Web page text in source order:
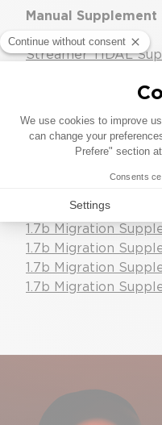
Manual Supplement
Streamer TIDAL
UnitiServe 1.7b
UnitiServe 1.7b
UnitiServe 1.7b
UnitiServe 1.7b
UnitiServe 1.7b
UnitiServe 1.7b
1.7b Migration
1.7b Migration
1.7b Migration
1.7b Migration